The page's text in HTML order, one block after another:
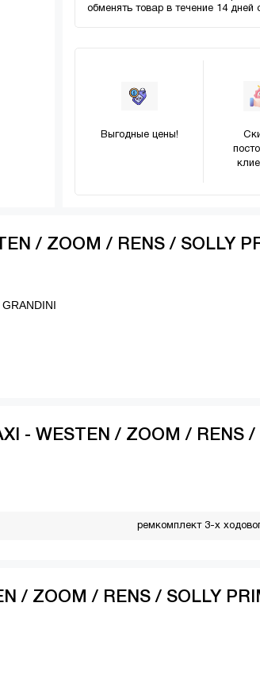
обменять товар в течение 14 дней
Выгодные цены!
/ ZOOM / RENS / SOLLY
- WESTEN / ZOOM / RENS /
ремкомплект 3-х
/ ZOOM / RENS / SOLLY